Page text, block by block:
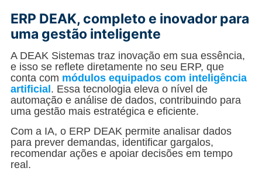
ERP DEAK, completo e inovador para
uma gestão inteligente
A DEAK Sistemas traz inovação em sua essência,
e isso se reflete diretamente no seu ERP, que
conta com módulos equipados com inteligência
artificial. Essa tecnologia eleva o nível de
automação e análise de dados, contribuindo para
uma gestão mais estratégica e eficiente.
Com a IA, o ERP DEAK permite analisar dados
para prever demandas, identificar gargalos,
recomendar ações e apoiar decisões em tempo
real.